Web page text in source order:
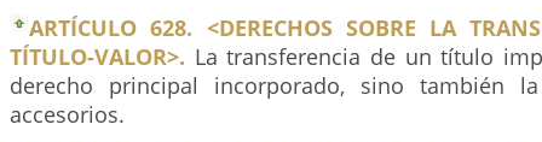
ARTÍCULO 628. <DERECHOS SOBRE LA
TÍTULO-VALOR>. La transferencia de un título
derecho principal incorporado, sino también
accesorios.